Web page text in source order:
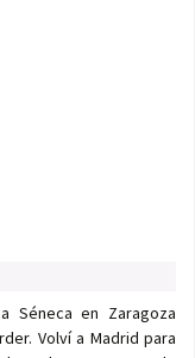
Séneca en Zaragoza
Volví a Madrid para